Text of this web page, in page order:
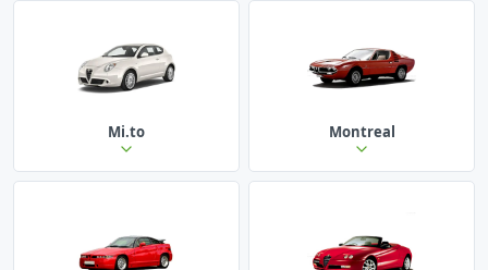
Mi.to Montreal